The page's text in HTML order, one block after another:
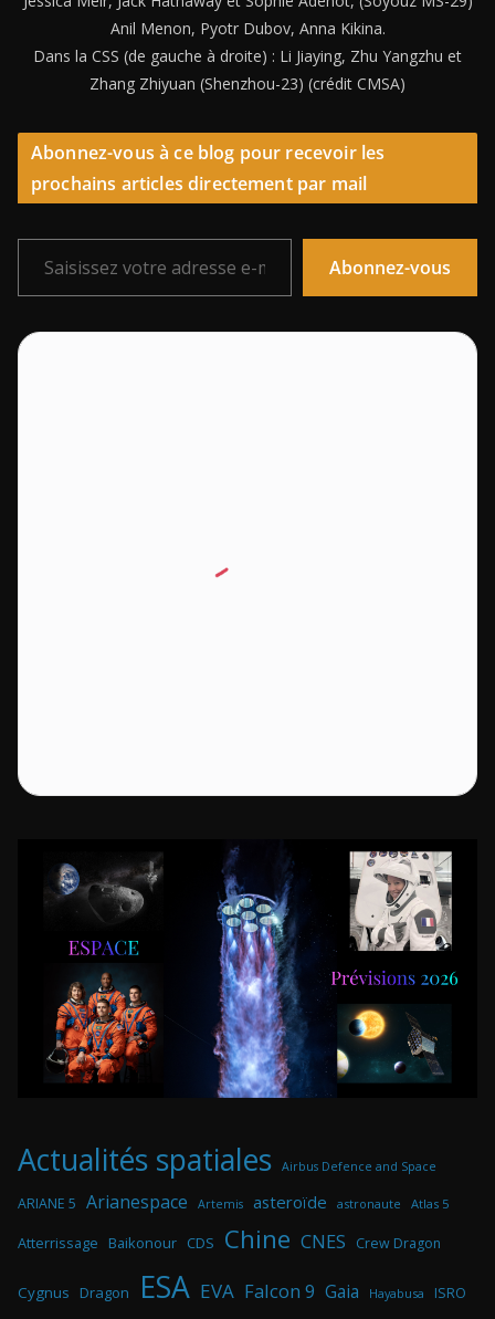
Anil Menon, Pyotr Dubov, Anna Kikina.
Dans la CSS (de gauche à droite) : Li Jiaying, Zhu Yangzhu et
Zhang Zhiyuan (Shenzhou-23) (crédit CMSA)
Abonnez-vous à ce blog pour recevoir les
prochains articles directement par mail
Saisissez votre adresse e-mail…
Abonnez-vous
Actualités spatiales Airbus Defence and Space
ARIANE 5 Arianespace Artemis asteroïde astronaute Atlas 5
Atterrissage Baikonour CDS Chine CNES Crew Dragon
Cygnus Dragon ESA EVA Falcon 9 Gaia Hayabusa ISRO